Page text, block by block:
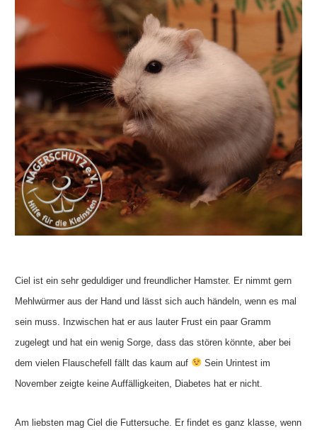
Ciel ist ein sehr geduldiger und freundlicher Hamster. Er nimmt gern
Mehlwürmer aus der Hand und lässt sich auch händeln, wenn es mal
sein muss. Inzwischen hat er aus lauter Frust ein paar Gramm
zugelegt und hat ein wenig Sorge, dass das stören könnte, aber bei
dem vielen Flauschefell fällt das kaum auf
Sein Urintest im
November zeigte keine Auffälligkeiten, Diabetes hat er nicht.
Am liebsten mag Ciel die Futtersuche. Er findet es ganz klasse, wenn